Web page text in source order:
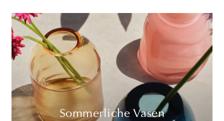
Sommerliche Vasen